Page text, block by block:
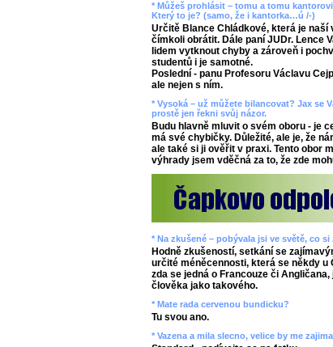
* Můžeš prohlásit – tomu a tomu
Který to je? (samo, že i kantorka…ú /-)
Určitě Blance Chládkové, která je naší
čímkoli obrátit. Dále paní JUDr. Lence
lidem vytknout chyby a zároveň i
studentů i je samotné.
Poslední - panu Profesoru Václavu
ale nejen s ním.
* Vysoká – už můžete bilancovat? Jax se
prostě jen řekni svůj názor.
Budu hlavně mluvit o svém oboru - je
má své chybičky. Důležité, ale je, že
ale také si ji ověřit v praxi. Tento obor
výhrady jsem vděčná za to, že zde
* Na zkušené – pobývala jsi ve světě, co
Hodně zkušeností, setkání se
určité méněcennosti, která se někdy u
zda se jedná o Francouze či
člověka jako takového.
* Mate rada cervenou bundicku?
Tu svou ano.
* Vazena a mila slecno, velice by me